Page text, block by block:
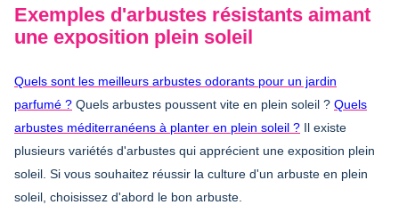
Exemples d'arbustes résistants aimant
une exposition plein soleil
Quels sont les meilleurs arbustes odorants pour un jardin
parfumé ? Quels arbustes poussent vite en plein soleil ? Quels
arbustes méditerranéens à planter en plein soleil ? Il existe
plusieurs variétés d'arbustes qui apprécient une exposition plein
soleil. Si vous souhaitez réussir la culture d'un arbuste en plein
soleil , choisissez d'abord le bon arbuste.